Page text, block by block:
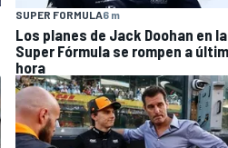
SUPER FORMULA6 m
Los planes de Jack Doohan en la
Super Fórmula se rompen a
hora